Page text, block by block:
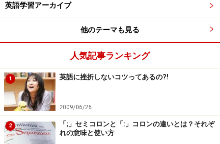
がわかりにくいかもしれませんね。「誰が」お祝いする
かがはっきりしない場合や、七五三が「祝われる」とい
七五三という人でないものを主語にして言います。もっ
と詳しく知りたい方は、参考書などで「無生物主語」と
いう項目をご覧になってみてくださいね。
英語学習アーカイブ
他のテーマも見る
人気記事ランキング
1 英語に挫折しないコツってあるの?!
2009/06/26
2
「;」セミコロンと「:」コロンの違いとは？それぞ
れの意味と使い方